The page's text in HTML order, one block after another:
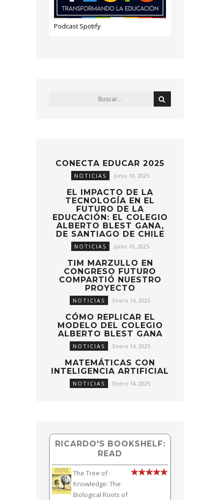
Podcast Spotify
CONECTA EDUCAR 2025
NOTICIAS Junio 10, 2025
EL IMPACTO DE LA
TECNOLOGÍA EN EL
FUTURO DE LA
EDUCACIÓN: EL COLEGIO
ALBERTO BLEST GANA,
DE SANTIAGO DE CHILE
NOTICIAS Junio 10, 2025
TIM MARZULLO EN
CONGRESO FUTURO
COMPARTIÓ NUESTRO
PROYECTO
NOTICIAS Enero 16, 2025
CÓMO REPLICAR EL
MODELO DEL COLEGIO
ALBERTO BLEST GANA
NOTICIAS Enero 14, 2025
MATEMÁTICAS CON
INTELIGENCIA ARTIFICIAL
NOTICIAS Enero 14, 2025
RICARDO'S BOOKSHELF:
READ
The Tree of
Knowledge: The
Biological Roots of